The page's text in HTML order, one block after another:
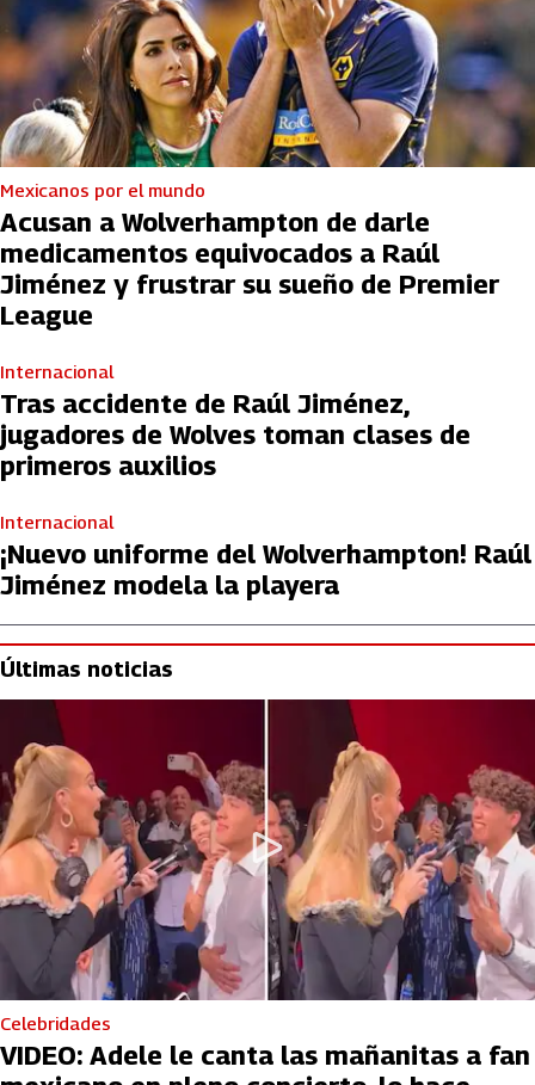
Mexicanos por el mundo
Acusan a Wolverhampton de darle
medicamentos equivocados a Raúl
Jiménez y frustrar su sueño de Premier
League
Internacional
Tras accidente de Raúl Jiménez,
jugadores de Wolves toman clases de
primeros auxilios
Internacional
¡Nuevo uniforme del Wolverhampton! Raúl
Jiménez modela la playera
Últimas noticias
Celebridades
VIDEO: Adele le canta las mañanitas a fan